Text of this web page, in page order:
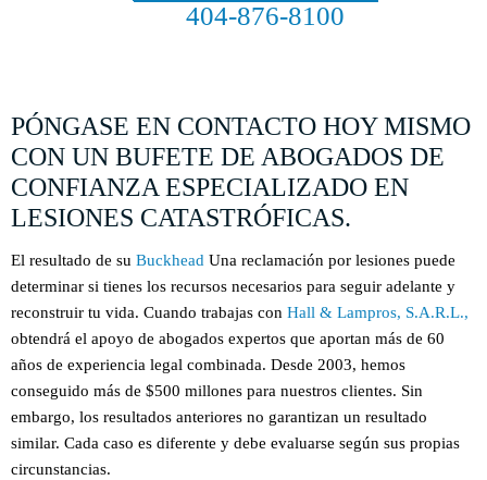
404-876-8100
PÓNGASE EN CONTACTO HOY MISMO
CON UN BUFETE DE ABOGADOS DE
CONFIANZA ESPECIALIZADO EN
LESIONES CATASTRÓFICAS.
El resultado de su Buckhead Una reclamación por lesiones puede
determinar si tienes los recursos necesarios para seguir adelante y
reconstruir tu vida. Cuando trabajas con Hall & Lampros, S.A.R.L.,
obtendrá el apoyo de abogados expertos que aportan más de 60
años de experiencia legal combinada. Desde 2003, hemos
conseguido más de $500 millones para nuestros clientes. Sin
embargo, los resultados anteriores no garantizan un resultado
similar. Cada caso es diferente y debe evaluarse según sus propias
circunstancias.